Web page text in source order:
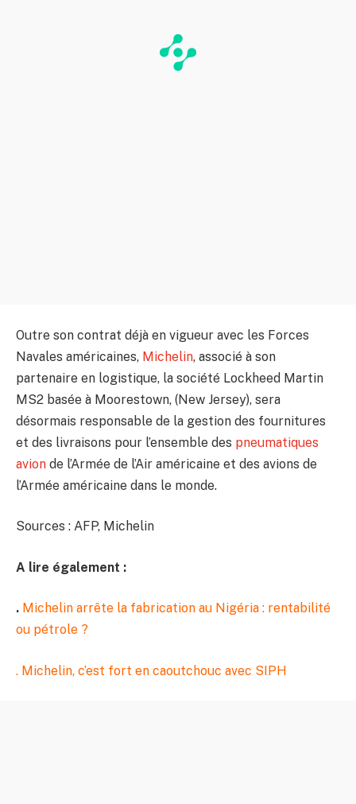
Outre son contrat déjà en vigueur avec les Forces
Navales américaines, Michelin, associé à son
partenaire en logistique, la société Lockheed Martin
MS2 basée à Moorestown, (New Jersey), sera
désormais responsable de la gestion des fournitures
et des livraisons pour l’ensemble des pneumatiques
avion de l’Armée de l’Air américaine et des avions de
l’Armée américaine dans le monde.
Sources : AFP, Michelin
A lire également :
. Michelin arrête la fabrication au Nigéria : rentabilité
ou pétrole ?
. Michelin, c’est fort en caoutchouc avec SIPH